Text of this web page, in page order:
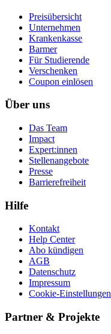
Preisübersicht
Unternehmen
Krankenkasse
Barmer
Für Studierende
Ver­schen­ken
Coupon einlösen
Über uns
Das Team
Impact
Expert:innen
Stellenangebote
Presse
Barrierefreiheit
Hilfe
Kontakt
Help Center
Abo kündigen
AGB
Datenschutz
Impressum
Cookie-Einstellungen
Partner & Projekte